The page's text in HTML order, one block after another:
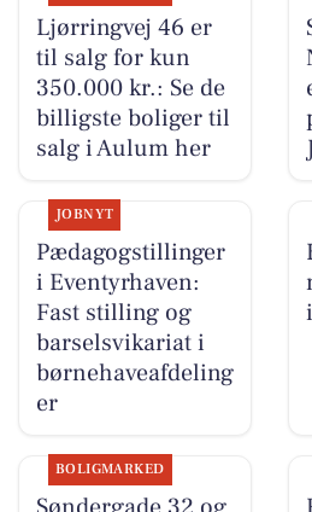
Ljørringvej 46 er
til salg for kun
350.000 kr.: Se de
billigste boliger til
salg i Aulum her
JOBNYT
Pædagogstillinger
i Eventyrhaven:
Fast stilling og
barselsvikariat i
børnehaveafdeling
er
BOLIGMARKED